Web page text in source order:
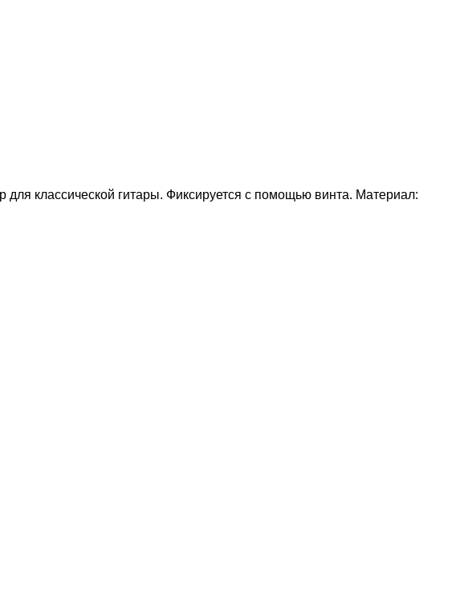
для классической гитары. Фиксируется с помощью винта. Материал: